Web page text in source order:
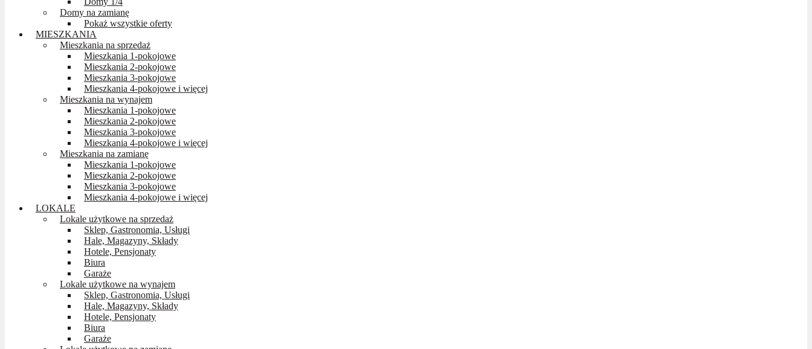
Domy na zamianę
Pokaż wszystkie oferty
MIESZKANIA
Mieszkania na sprzedaż
Mieszkania 1-pokojowe
Mieszkania 2-pokojowe
Mieszkania 3-pokojowe
Mieszkania 4-pokojowe i więcej
Mieszkania na wynajem
Mieszkania 1-pokojowe
Mieszkania 2-pokojowe
Mieszkania 3-pokojowe
Mieszkania 4-pokojowe i więcej
Mieszkania na zamianę
Mieszkania 1-pokojowe
Mieszkania 2-pokojowe
Mieszkania 3-pokojowe
Mieszkania 4-pokojowe i więcej
LOKALE
Lokale użytkowe na sprzedaż
Sklep, Gastronomia, Usługi
Hale, Magazyny, Składy
Hotele, Pensjonaty
Biura
Garaże
Lokale użytkowe na wynajem
Sklep, Gastronomia, Usługi
Hale, Magazyny, Składy
Hotele, Pensjonaty
Biura
Garaże